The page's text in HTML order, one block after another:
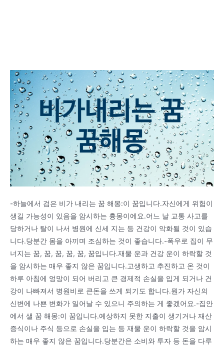
-하늘에서 검은 비가 내리는 꿈 해몽:이 꿈입니다.자신에게 위험이
생길 가능성이 있음을 암시하는 흉몽이에요.어느 날 교통 사고를
당하거나 탈이 나서 병원에 신세 지는 등 건강이 악화될 것이 있습
니다.당분간 몸을 아끼며 조심하는 것이 좋습니다.-폭우로 집이 무
너지는 꿈, 꿈, 꿈, 꿈, 꿈, 꿈입니다.재물 운과 건강 운이 하락할 것
을 암시하는 매우 좋지 않은 꿈입니다.고생하고 추진하고 온 것이
하루 아침에 엉망이 되어 버리고 큰 경제적 손실을 입게 되거나 건
강이 나빠져서 병원비로 큰돈을 쓰게 되기도 합니다.뭔가 자신의
신변에 나쁜 변화가 일어날 수 있으니 주의하는 게 좋겠어요.-집안
에서 샐 꿈 해몽:이 꿈입니다.예상하지 못한 지출이 생기거나 재산
증식이나 주식 등으로 손실을 입는 등 재물 운이 하락할 것을 암시
하는 매우 좋지 않은 꿈입니다.당분간은 소비와 투자 등 돈을 다루